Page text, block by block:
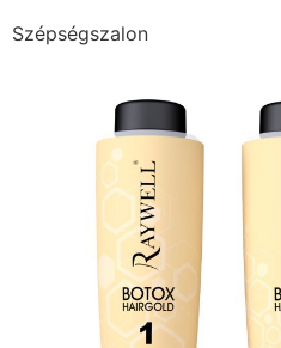
Szépségszalon